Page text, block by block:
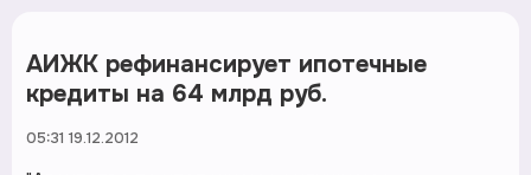
АИЖК рефинансирует ипотечные
кредиты на 64 млрд руб.
05:31 19.12.2012